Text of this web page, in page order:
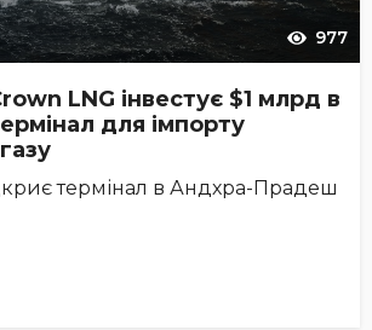
977
LNG інвестує $1 млрд в
для імпорту
термінал в Андхра-Прадеш